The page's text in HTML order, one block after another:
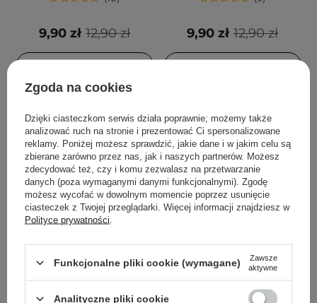
12,90 zł
9,90 zł 12,90 zł
9,90 zł
Essence Mask Sheet Pearl
Płachcie - 23ml
I'm From - Mugwort
Sheet Mask - Kojąca
Ekstraktem z Bylicy -
Zgoda na cookies
Dzięki ciasteczkom serwis działa poprawnie; możemy także
analizować ruch na stronie i prezentować Ci spersonalizowane
reklamy. Poniżej możesz sprawdzić, jakie dane i w jakim celu są
zbierane zarówno przez nas, jak i naszych partnerów. Możesz
zdecydować też, czy i komu zezwalasz na przetwarzanie
danych (poza wymaganymi danymi funkcjonalnymi). Zgodę
możesz wycofać w dowolnym momencie poprzez usunięcie
ciasteczek z Twojej przeglądarki. Więcej informacji znajdziesz w
Polityce prywatności
Funkcjonalne pliki cookie (wymagane)
Zawsze
aktywne
Analityczne pliki cookie